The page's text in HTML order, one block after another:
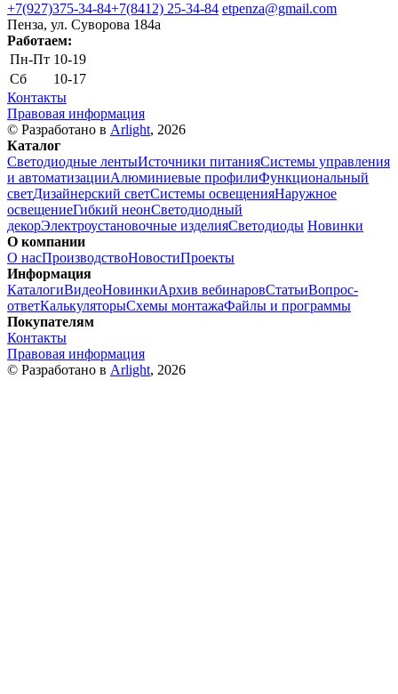
+7(927)375-34-84+7(8412) 25-34-84 etpenza@gmail.com
Пенза, ул. Cуворова 184а
Работаем:
Пн-Пт 10-19
Сб
10-17
Контакты
Правовая информация
© Разработано в Arlight, 2026
Каталог
Светодиодные лентыИсточники питанияСистемы управления
и автоматизацииАлюминиевые профилиФункциональный
светДизайнерский светСистемы освещенияНаружное
освещениеГибкий неонСветодиодный
декорЭлектроустановочные изделияСветодиоды Новинки
О компании
О насПроизводствоНовостиПроекты
Информация
КаталогиВидеоНовинкиАрхив вебинаровСтатьиВопрос-
ответКалькуляторыСхемы монтажаФайлы и программы
Покупателям
Контакты
Правовая информация
© Разработано в Arlight, 2026